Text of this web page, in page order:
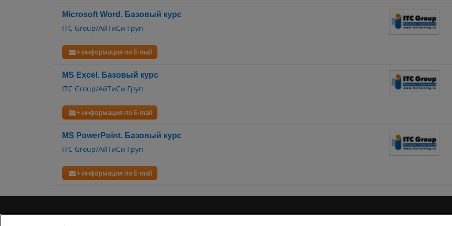
Microsoft Word. Базовый курс
ITC Group/АйТиСи Груп
+ информация по E-mail
MS Excel. Базовый курс
ITC Group/АйТиСи Груп
+ информация по E-mail
MS PowerPoint. Базовый курс
ITC Group/АйТиСи Груп
+ информация по E-mail